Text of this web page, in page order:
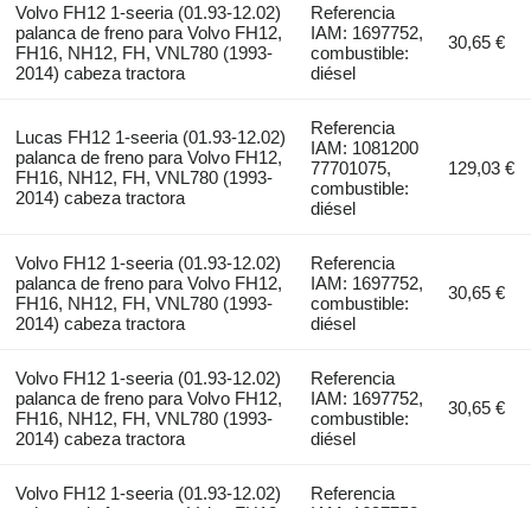
Volvo FH12 1-seeria (01.93-12.02)
palanca de freno para Volvo FH12,
FH16, NH12, FH, VNL780 (1993-
2014) cabeza tractora
Referencia
IAM: 1697752,
combustible:
diésel
30,65 €
Lucas FH12 1-seeria (01.93-12.02)
palanca de freno para Volvo FH12,
FH16, NH12, FH, VNL780 (1993-
2014) cabeza tractora
Referencia
IAM: 1081200
77701075,
combustible:
diésel
129,03 €
Volvo FH12 1-seeria (01.93-12.02)
palanca de freno para Volvo FH12,
FH16, NH12, FH, VNL780 (1993-
2014) cabeza tractora
Referencia
IAM: 1697752,
combustible:
diésel
30,65 €
Volvo FH12 1-seeria (01.93-12.02)
palanca de freno para Volvo FH12,
FH16, NH12, FH, VNL780 (1993-
2014) cabeza tractora
Referencia
IAM: 1697752,
combustible:
diésel
30,65 €
Volvo FH12 1-seeria (01.93-12.02)
Referencia